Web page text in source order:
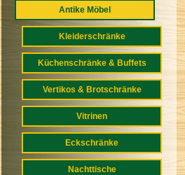
Antike Möbel
Kleiderschränke
Küchenschränke & Buffets
Vertikos & Brotschränke
Vitrinen
Eckschränke
Nachttische